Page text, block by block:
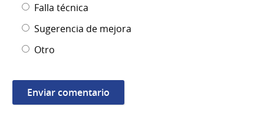
Falla técnica
Sugerencia de mejora
Otro